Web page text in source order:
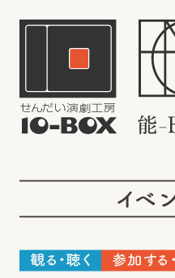
イベ
観る・聴く 参加する